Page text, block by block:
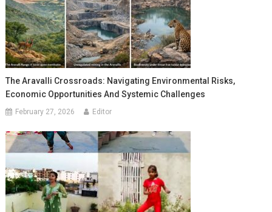
The Aravalli Crossroads: Navigating Environmental Risks,
Economic Opportunities And Systemic Challenges
February 27, 2026 Editor